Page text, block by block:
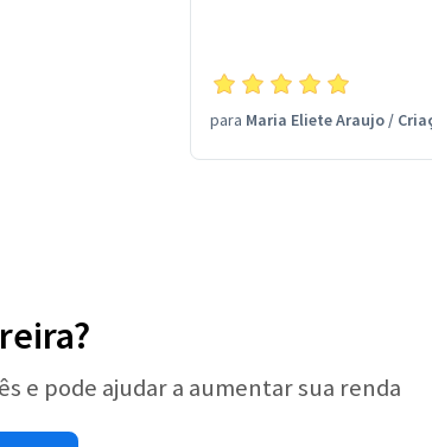
para Maria Eliete Araujo/
e pode ajudar a aumentar sua renda